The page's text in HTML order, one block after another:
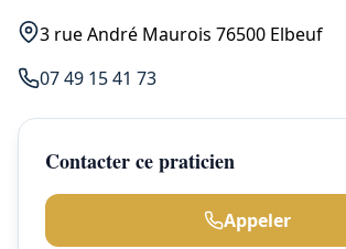
3 rue André Maurois 76500 Elbeuf
07 49 15 41 73
Contacter ce praticien
Appeler